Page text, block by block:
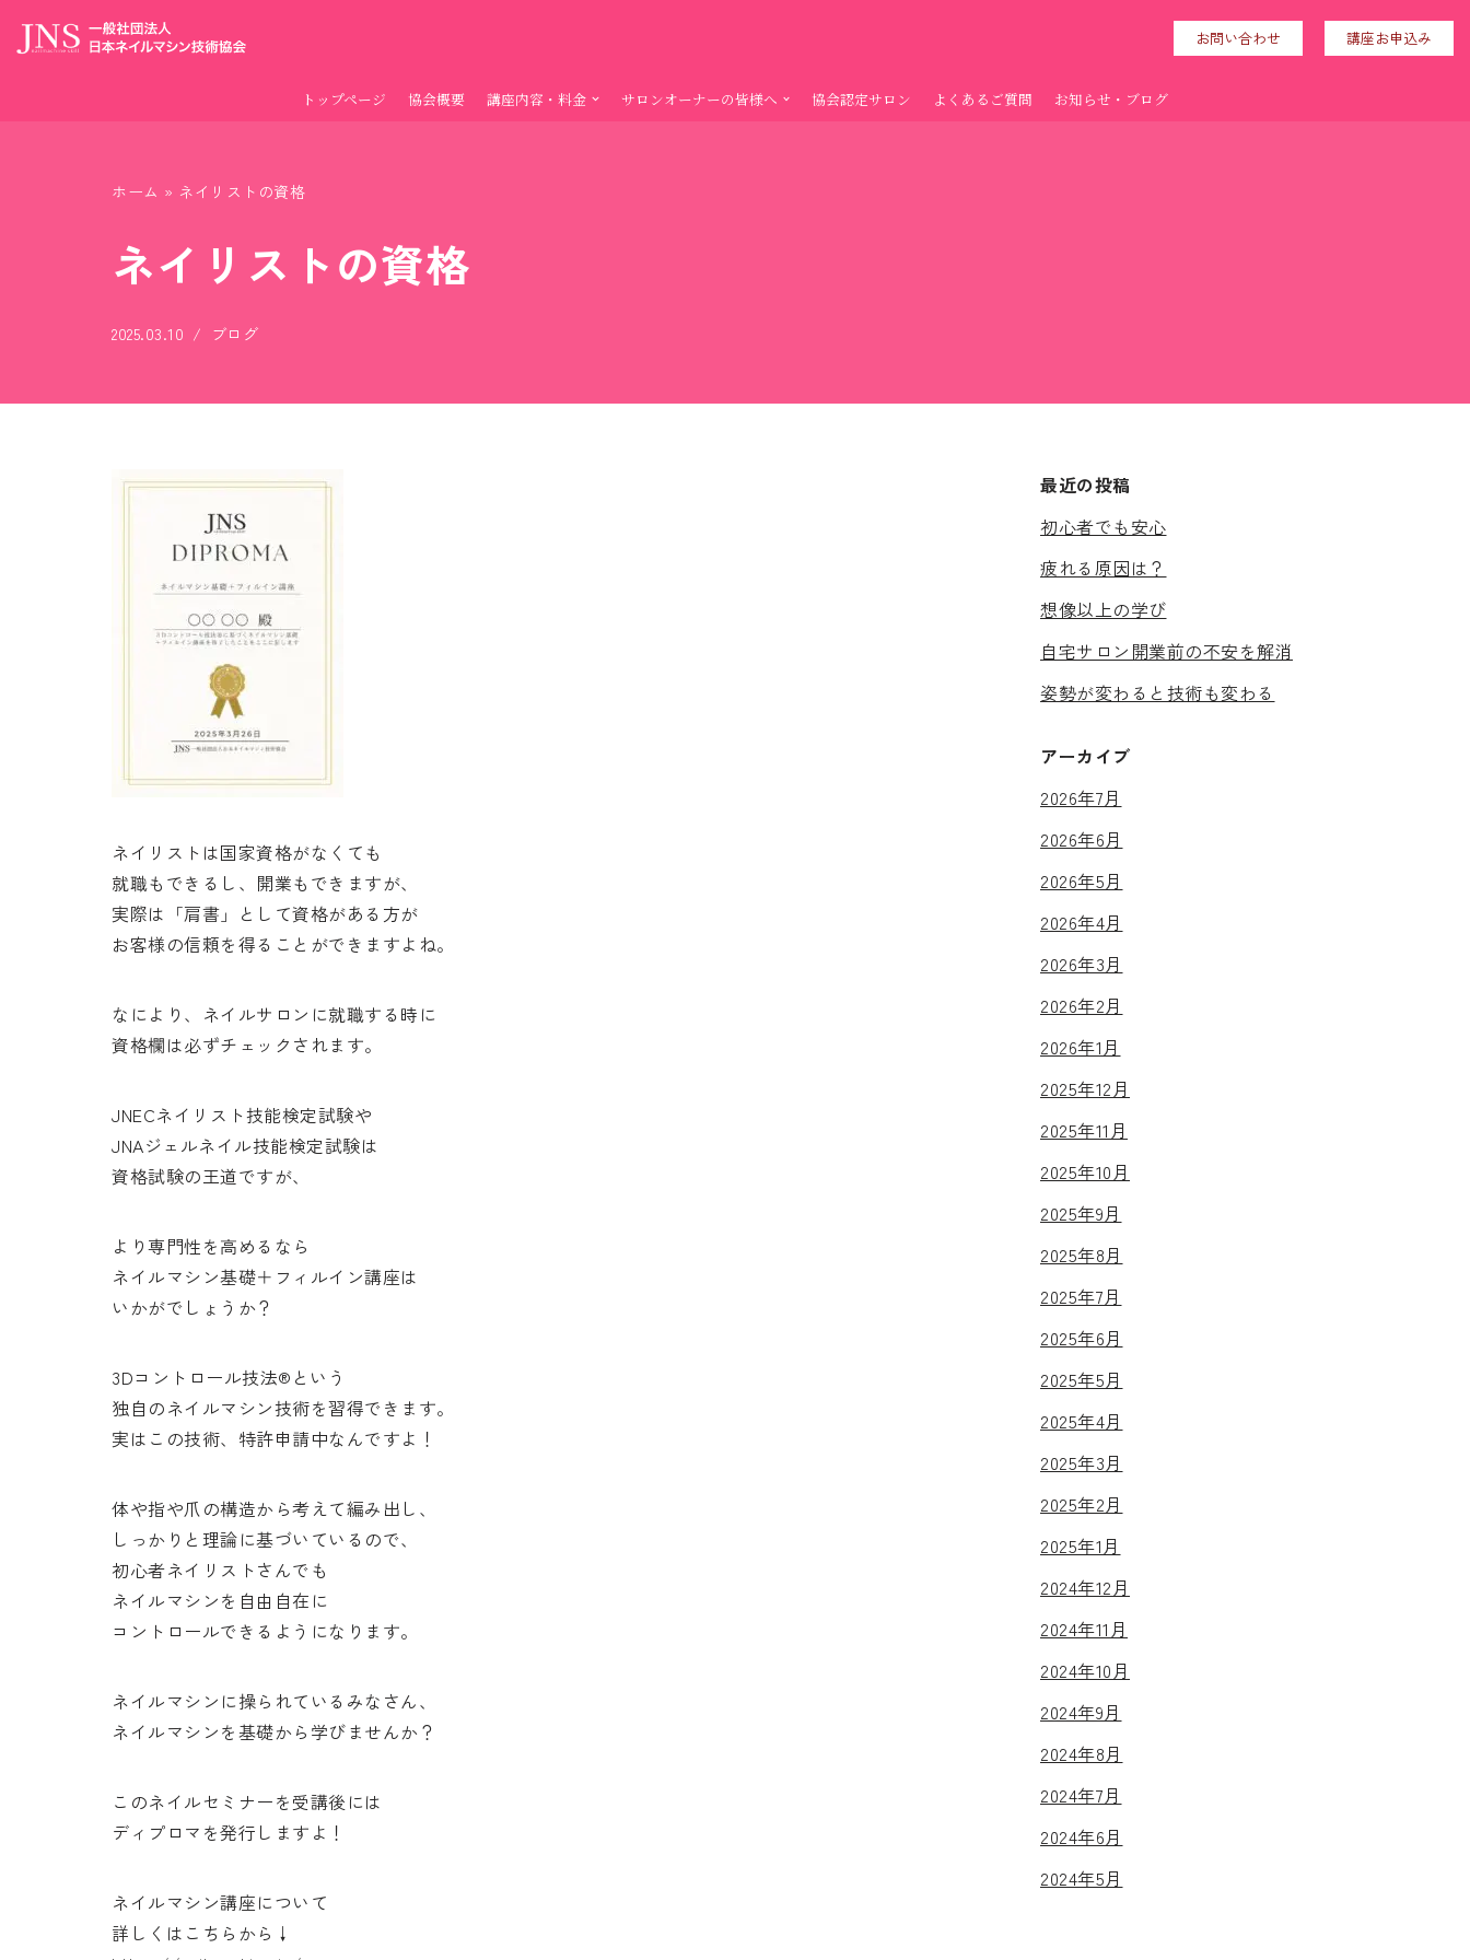
コ
お問い合わせ 講座お申込み
トップページ 協会概要 講座内容・料金 サロンオーナーの皆様へ 協会認定サロン よくあるご質問 お知らせ・ブログ
ホーム » ネイリストの資格
ネイリストの資格
2025.03.10 ブログ
ネイリストは国家資格がなくても
就職もできるし、開業もできますが、
実際は「肩書」として資格がある方が
お客様の信頼を得ることができますよね。
なにより、ネイルサロンに就職する時に
資格欄は必ずチェックされます。
JNECネイリスト技能検定試験や
JNAジェルネイル技能検定試験は
資格試験の王道ですが、
より専門性を高めるなら
ネイルマシン基礎＋フィルイン講座は
いかがでしょうか？
3Dコントロール技法®という
独自のネイルマシン技術を習得できます。
実はこの技術、特許申請中なんですよ！
体や指や爪の構造から考えて編み出し、
しっかりと理論に基づいているので、
初心者ネイリストさんでも
ネイルマシンを自由自在に
コントロールできるようになります。
ネイルマシンに操られているみなさん、
ネイルマシンを基礎から学びませんか？
このネイルセミナーを受講後には
ディプロマを発行しますよ！
ネイルマシン講座について
詳しくはこちらから↓
最近の投稿
初心者でも安心
疲れる原因は？
想像以上の学び
自宅サロン開業前の不安を解消
姿勢が変わると技術も変わる
アーカイブ
2026年7月
2026年6月
2026年5月
2026年4月
2026年3月
2026年2月
2026年1月
2025年12月
2025年11月
2025年10月
2025年9月
2025年8月
2025年7月
2025年6月
2025年5月
2025年4月
2025年3月
2025年2月
2025年1月
2024年12月
2024年11月
2024年10月
2024年9月
2024年8月
2024年7月
2024年6月
2024年5月